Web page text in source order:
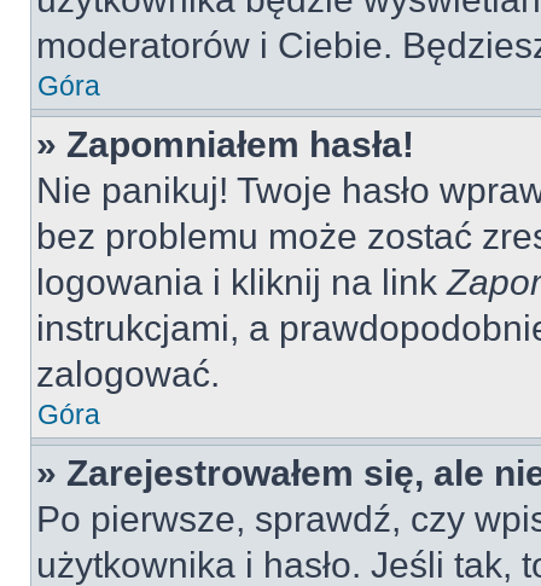
moderatorów i Ciebie.
Góra
» Zapomniałem hasła!
Nie panikuj! Twoje hasło
bez problemu może zostać
logowania i kliknij na link
instrukcjami, a
zalogować.
Góra
» Zarejestrowałem się, ale
Po pierwsze, sprawdź, czy
użytkownika i hasło. Jeśli tak,